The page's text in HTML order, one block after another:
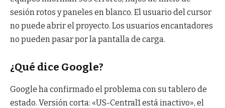
sesión rotos y paneles en blanco. El usuario del cursor
no puede abrir el proyecto. Los usuarios encantadores
no pueden pasar por la pantalla de carga.
¿Qué dice Google?
Google ha confirmado el problema con su tablero de
estado. Versión corta: «US-Central1 está inactivo», el